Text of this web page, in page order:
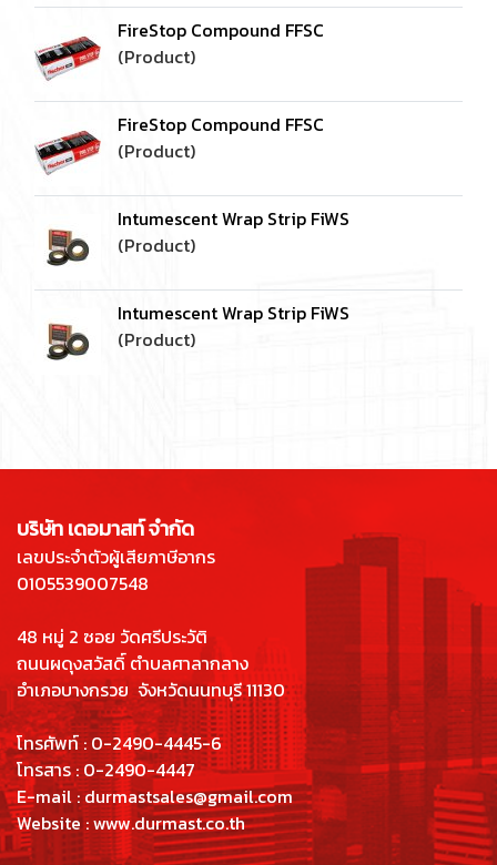
FireStop Compound FFSC
(Product)
FireStop Compound FFSC
(Product)
Intumescent Wrap Strip FiWS
(Product)
Intumescent Wrap Strip FiWS
(Product)
บริษัท เดอมาสท์ จำกัด
เลขประจำตัวผู้เสียภาษีอากร
0105539007548
48 หมู่ 2 ซอย วัดศรีประวัติ
ถนนผดุงสวัสดิ์ตำบลศาลากลาง
อำเภอบางกรวย จังหวัดนนทบุรี 11130
โทรศัพท์ : 0-2490-4445-6
โทรสาร : 0-2490-4447
E-mail : durmastsales@gmail.com
Website : www.durmast.co.th